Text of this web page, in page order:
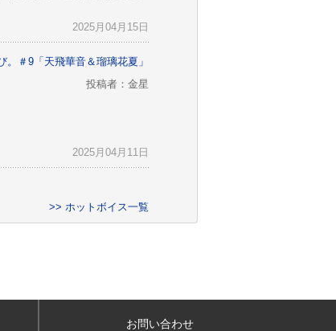
2025月04月15日
。＃9「天飛華音＆瑠璃花夏」
投稿者：金星
2025月04月11日
>> ホットボイス一覧
お問い合わせ